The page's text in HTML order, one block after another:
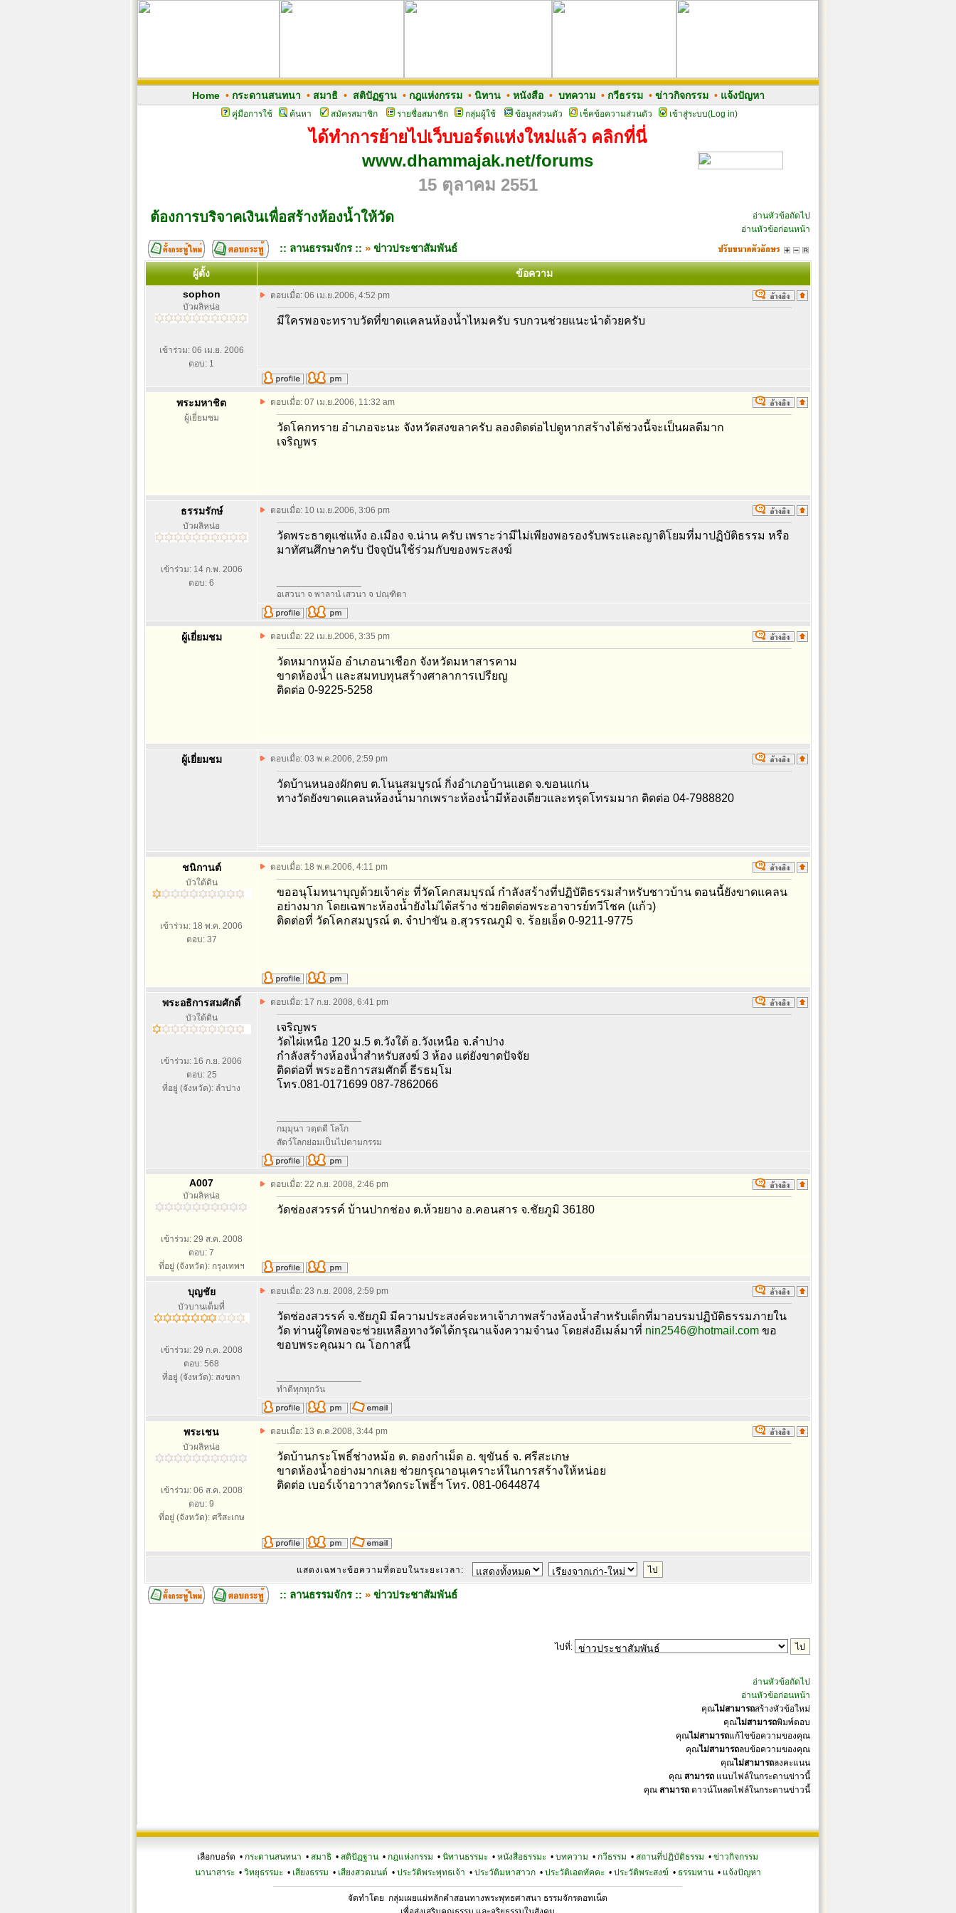
Home• กระดานสนทนา • สมาธิ• สติปัฏฐาน• กฎแห่งกรรม• นิทาน• หนังสือ• บทความ• กวีธรรม• ข่าวกิจกรรม• แจ้งปัญหา
คู่มือการใช้ ค้นหา สมัครสมาชิก รายชื่อสมาชิก กลุ่มผู้ใช้ ข้อมูลส่วนตัว เช็คข้อความส่วนตัว เข้าสู่ระบบ(Log in)
ได้ทำการย้ายไปเว็บบอร์ดแห่งใหม่แล้ว คลิกที่นี่
www.dhammajak.net/forums
15 ตุลาคม 2551
ต้องการบริจาคเงินเพื่อสร้างห้องน้ำให้วัด
อ่านหัวข้อถัดไป
อ่านหัวข้อก่อนหน้า
:: ลานธรรมจักร :: » ข่าวประชาสัมพันธ์
ผู้ตั้ง
ข้อความ
sophon
บัวผลิหน่อ
เข้าร่วม: 06 เม.ย. 2006
ตอบ: 1
ตอบเมื่อ: 06 เม.ย.2006, 4:52 pm
มีใครพอจะทราบวัดที่ขาดแคลนห้องน้ำไหมครับ รบกวนช่วยแนะนำด้วยครับ
พระมหาชิต
ผู้เยี่ยมชม
ตอบเมื่อ: 07 เม.ย.2006, 11:32 am
วัดโคกทราย อำเภอจะนะ จังหวัดสงขลาครับ ลองติดต่อไปดูหากสร้างได้ช่วงนี้จะเป็นผลดีมาก
เจริญพร
ธรรมรักษ์
บัวผลิหน่อ
เข้าร่วม: 14 ก.พ. 2006
ตอบ: 6
ตอบเมื่อ: 10 เม.ย.2006, 3:06 pm
วัดพระธาตุแช่แห้ง อ.เมือง จ.น่าน ครับ เพราะว่ามีไม่เพียงพอรองรับพระและญาติโยมที่มาปฏิบัติธรรม หรือ
มาทัศนศึกษาครับ ปัจจุบันใช้ร่วมกับของพระสงฆ์
อเสวนา จ พาลานํ เสวนา จ ปณฺฑิตา
ผู้เยี่ยมชม ตอบเมื่อ: 22 เม.ย.2006, 3:35 pm
วัดหมากหม้อ อำเภอนาเชือก จังหวัดมหาสารคาม
ขาดห้องน้ำ และสมทบทุนสร้างศาลาการเปรียญ
ติดต่อ 0-9225-5258
ผู้เยี่ยมชม ตอบเมื่อ: 03 พ.ค.2006, 2:59 pm
วัดบ้านหนองผักตบ ต.โนนสมบูรณ์ กิ่งอำเภอบ้านแฮด จ.ขอนแก่น
ทางวัดยังขาดแคลนห้องน้ำมากเพราะห้องน้ำมีห้องเดียวและทรุดโทรมมาก ติดต่อ 04-7988820
ชนิกานต์
บัวใต้ดิน
เข้าร่วม: 18 พ.ค. 2006
ตอบ: 37
ตอบเมื่อ: 18 พ.ค.2006, 4:11 pm
ขออนุโมทนาบุญด้วยเจ้าค่ะ ที่วัดโคกสมบุรณ์ กำลังสร้างที่ปฏิบัติธรรมสำหรับชาวบ้าน ตอนนี้ยังขาดแคลน
อย่างมาก โดยเฉพาะห้องน้ำยังไม่ได้สร้าง ช่วยติดต่อพระอาจารย์ทวีโชค (แก้ว)
ติดต่อที่ วัดโคกสมบูรณ์ ต. จำปาขัน อ.สุวรรณภูมิ จ. ร้อยเอ็ด 0-9211-9775
พระอธิการสมศักดิ์
บัวใต้ดิน
เข้าร่วม: 16 ก.ย. 2006
ตอบ: 25
ที่อยู่ (จังหวัด): ลำปาง
ตอบเมื่อ: 17 ก.ย. 2008, 6:41 pm
เจริญพร
วัดไผ่เหนือ 120 ม.5 ต.วังใต้ อ.วังเหนือ จ.ลำปาง
กำลังสร้างห้องน้ำสำหรับสงฆ์ 3 ห้อง แต่ยังขาดปัจจัย
ติดต่อที่ พระอธิการสมศักดิ์ ธีรธมฺโม
โทร.081-0171699 087-7862066
กมฺมุนา วตฺตตี โลโก
สัตว์โลกย่อมเป็นไปตามกรรม
A007
บัวผลิหน่อ
เข้าร่วม: 29 ส.ค. 2008
ตอบ: 7
ที่อยู่ (จังหวัด): กรุงเทพฯ
ตอบเมื่อ: 22 ก.ย. 2008, 2:46 pm
วัดช่องสวรรค์ บ้านปากช่อง ต.ห้วยยาง อ.คอนสาร จ.ชัยภูมิ 36180
บุญชัย
บัวบานเต็มที่
เข้าร่วม: 29 ก.ค. 2008
ตอบ: 568
ที่อยู่ (จังหวัด): สงขลา
ตอบเมื่อ: 23 ก.ย. 2008, 2:59 pm
วัดช่องสวรรค์ จ.ชัยภูมิ มีความประสงค์จะหาเจ้าภาพสร้างห้องน้ำสำหรับเด็กที่มาอบรมปฏิบัติธรรมภายใน
วัด ท่านผู้ใดพอจะช่วยเหลือทางวัดได้กรุณาแจ้งความจำนง โดยส่งอีเมล์มาที่ nin2546@hotmail.comขอ
ขอบพระคุณมา ณ โอกาสนี้
ทำดีทุกทุกวัน
พระเชน
บัวผลิหน่อ
เข้าร่วม: 06 ส.ค. 2008
ตอบ: 9
ที่อยู่ (จังหวัด): ศรีสะเกษ
ตอบเมื่อ: 13 ต.ค.2008, 3:44 pm
วัดบ้านกระโพธิ์ช่างหม้อ ต. ดองกำเม็ด อ. ขุขันธ์ จ. ศรีสะเกษ
ขาดห้องน้ำอย่างมากเลย ช่วยกรุณาอนุเคราะห์ในการสร้างให้หน่อย
ติดต่อ เบอร์เจ้าอาวาสวัดกระโพธิ์ฯ โทร. 081-0644874
แสดงเฉพาะข้อความที่ตอบในระยะเวลา:
:: ลานธรรมจักร :: » ข่าวประชาสัมพันธ์
ไปที่:
อ่านหัวข้อถัดไป
อ่านหัวข้อก่อนหน้า
คุณไม่สามารถสร้างหัวข้อใหม่
คุณไม่สามารถพิมพ์ตอบ
คุณไม่สามารถแก้ไขข้อความของคุณ
คุณไม่สามารถลบข้อความของคุณ
คุณไม่สามารถลงคะแนน
คุณ สามารถ แนบไฟล์ในกระดานข่าวนี้
คุณ สามารถ ดาวน์โหลดไฟล์ในกระดานข่าวนี้
เลือกบอร์ด • กระดานสนทนา • สมาธิ • สติปัฏฐาน • กฎแห่งกรรม • นิทานธรรมะ • หนังสือธรรมะ • บทความ • กวีธรรม • สถานที่ปฏิบัติธรรม • ข่าวกิจกรรม
นานาสาระ• วิทยุธรรมะ• เสียงธรรม • เสียงสวดมนต์ • ประวัติพระพุทธเจ้า • ประวัติมหาสาวก• ประวัติเอตทัคคะ• ประวัติพระสงฆ์ • ธรรมทาน• แจ้งปัญหา
จัดทำโดย กลุ่มเผยแผ่หลักคำสอนทางพระพุทธศาสนา ธรรมจักรดอทเน็ต